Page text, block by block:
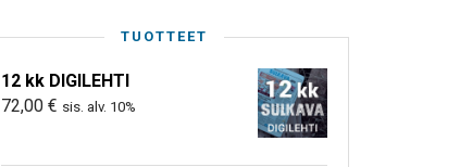
TUOTTEET
12 kk DIGILEHTI
72,00 € sis. alv. 10%